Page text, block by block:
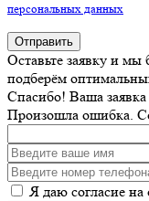
персональных данных
Отправить
Оставьте заявку и мы
подберём
Спасибо! Ваша заявка
Произошла ошибка.
Я даю согласие на